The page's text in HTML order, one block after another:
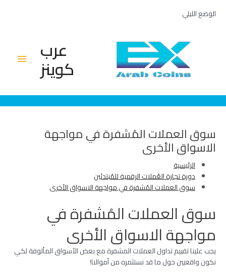
الوضع الليلي
عرب
كوينز
سوق العملات المُشفرة في مواجهة
الاسواق الأخرى
الرئيسية
دورة تجارة العُملات الرقمية للمُبتدئين
سوق العملات المُشفرة في مواجهة الاسواق الأخرى
سوق العملات المُشفرة في
مواجهة الاسواق الأخرى
يجب علينا تقييم تداول العملات المشفرة مع بعض الأسواق المألوفة لكي
نكون واقعيين حول ما قد نستثمره من أموالنا!